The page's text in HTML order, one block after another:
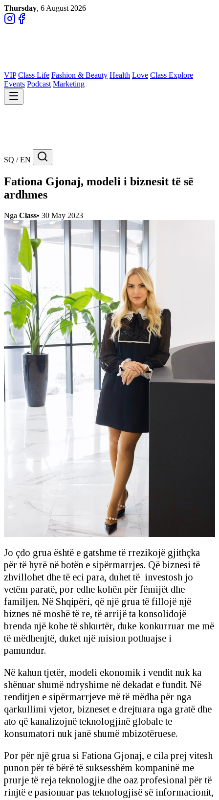
Thursday, 6 August 2026
VIP Class Life Fashion & Beauty Health Love Class Explore
Events Podcast Marketing
SQ / EN
Fationa Gjonaj, modeli i biznesit të së
ardhmes
Nga Class• 30 May 2023
Jo çdo grua është e gatshme të rrezikojë gjithçka
për të hyrë në botën e sipërmarrjes. Që biznesi të
zhvillohet dhe të eci para, duhet të investosh jo
vetëm paratë, por edhe kohën për fëmijët dhe
familjen. Në Shqipëri, që një grua të fillojë një
biznes në moshë të re, të arrijë ta konsolidojë
brenda një kohe të shkurtër, duke konkurruar me më
të mëdhenjtë, duket një mision pothuajse i
pamundur.
Në kahun tjetër, modeli ekonomik i vendit nuk ka
shënuar shumë ndryshime në dekadat e fundit. Në
renditjen e sipërmarrjeve më të mëdha për nga
qarkullimi vjetor, bizneset e drejtuara nga gratë dhe
ato që kanalizojnë teknologjinë globale te
konsumatori nuk janë shumë mbizotëruese.
Por për një grua si Fationa Gjonaj, e cila prej vitesh
punon për të bërë të suksesshëm kompaninë me
prurje të reja teknologjie dhe oaz profesional për të
rinjtë e pasionuar pas teknologjisë së informacionit,